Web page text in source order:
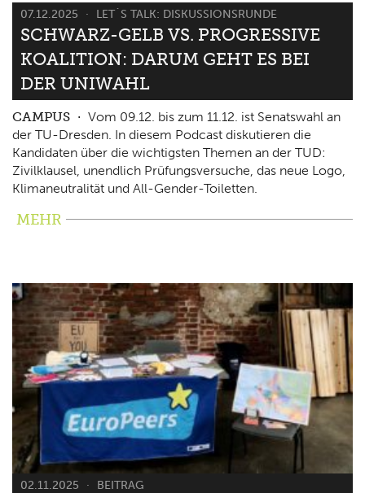
07.12.2025 LET`S TALK: DISKUSSIONSRUNDE
SCHWARZ-GELB VS. PROGRESSIVE
KOALITION: DARUM GEHT ES BEI
DER UNIWAHL
CAMPUS
Vom 09.12. bis zum 11.12. ist Senatswahl an
der TU-Dresden. In diesem Podcast diskutieren die
Kandidaten über die wichtigsten Themen an der TUD:
Zivilklausel, unendlich Prüfungsversuche, das neue Logo,
Klimaneutralität und All-Gender-Toiletten.
MEHR
02.11.2025 BEITRAG